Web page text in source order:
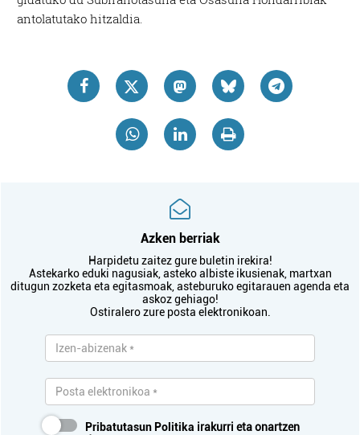
antolatutako hitzaldia.
Azken berriak
Harpidetu zaitez gure buletin irekira!
Astekarko eduki nagusiak, asteko albiste ikusienak, martxan
ditugun zozketa eta egitasmoak, asteburuko egitarauen agenda eta
askoz gehiago!
Ostiralero zure posta elektronikoan.
Pribatutasun Politika irakurri eta onartzen